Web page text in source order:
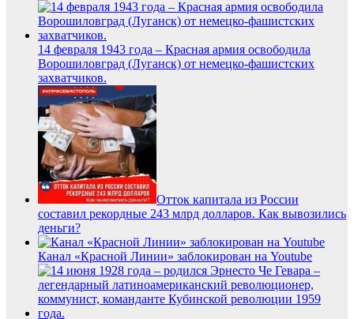
14 февраля 1943 года – Красная армия освободила
Ворошиловград (Луганск) от немецко-фашистских
захватчиков.
Отток капитала из России
составил рекордные 243 млрд долларов. Как вывозились
деньги?
Канал «Красной Линии» заблокирован на Youtube